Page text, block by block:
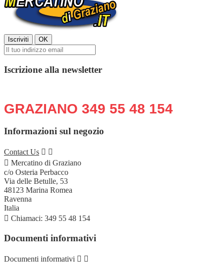
Iscrizione alla newsletter
GRAZIANO 349 55 48 154
Informazioni sul negozio
Contact Us  
 Mercatino di Graziano
c/o Osteria Perbacco
Via delle Betulle, 53
48123 Marina Romea
Ravenna
Italia
 Chiamaci: 349 55 48 154
Documenti informativi
Documenti informativi  